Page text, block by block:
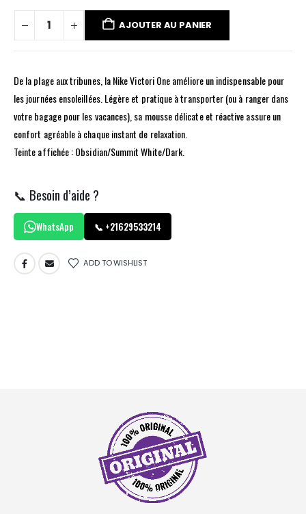
AJOUTER AU PANIER
De la plage aux tribunes, la Nike Victori One améliore un indispensable pour
les journées ensoleillées. Légère et pratique à transporter (ou à ranger dans
votre bagage pour les vacances), sa mousse délicate et réactive assure un
confort agréable à chaque instant de relaxation.
Teinte affichée : Obsidian/Summit White/Dark.
📞 Besoin d’aide ?
WhatsApp 📞 +21629533214
ADD TO WISHLIST